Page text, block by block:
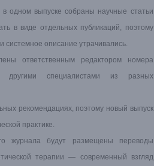
одном выпуске собраны научные статьи
в виде отдельных публикаций, поэтому
описание утрачивались.
ответственным редактором номера
другими специалистами из разных
рекомендациях, поэтому новый выпуск
практике.
журнала будут размещены переводы
терапии — современный взгляд